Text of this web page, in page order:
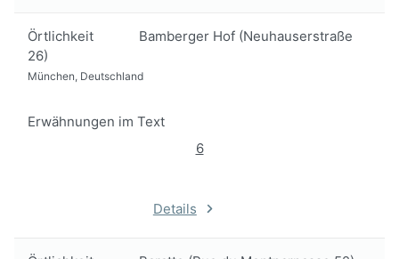
Örtlichkeit
Bamberger Hof (Neuhauserstraße
26)
München, Deutschland
Erwähnungen im Text
6
Details